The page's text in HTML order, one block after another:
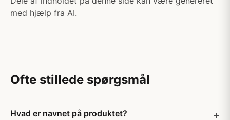
med hjælp fra AI.
Ofte stillede spørgsmål
Hvad er navnet på produktet?